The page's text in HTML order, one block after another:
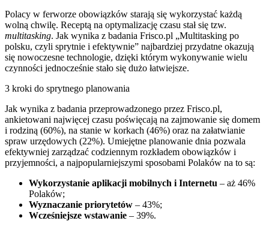
Polacy w ferworze obowiązków starają się wykorzystać każdą
wolną chwilę. Receptą na optymalizację czasu stał się tzw.
multitasking. Jak wynika z badania Frisco.pl „Multitasking po
polsku, czyli sprytnie i efektywnie” najbardziej przydatne okazują
się nowoczesne technologie, dzięki którym wykonywanie wielu
czynności jednocześnie stało się dużo łatwiejsze.
3 kroki do sprytnego planowania
Jak wynika z badania przeprowadzonego przez Frisco.pl,
ankietowani najwięcej czasu poświęcają na zajmowanie się domem
i rodziną (60%), na stanie w korkach (46%) oraz na załatwianie
spraw urzędowych (22%). Umiejętne planowanie dnia pozwala
efektywniej zarządzać codziennym rozkładem obowiązków i
przyjemności, a najpopularniejszymi sposobami Polaków na to są:
Wykorzystanie aplikacji mobilnych i Internetu – aż 46%
Polaków;
Wyznaczanie priorytetów – 43%;
Wcześniejsze wstawanie – 39%.